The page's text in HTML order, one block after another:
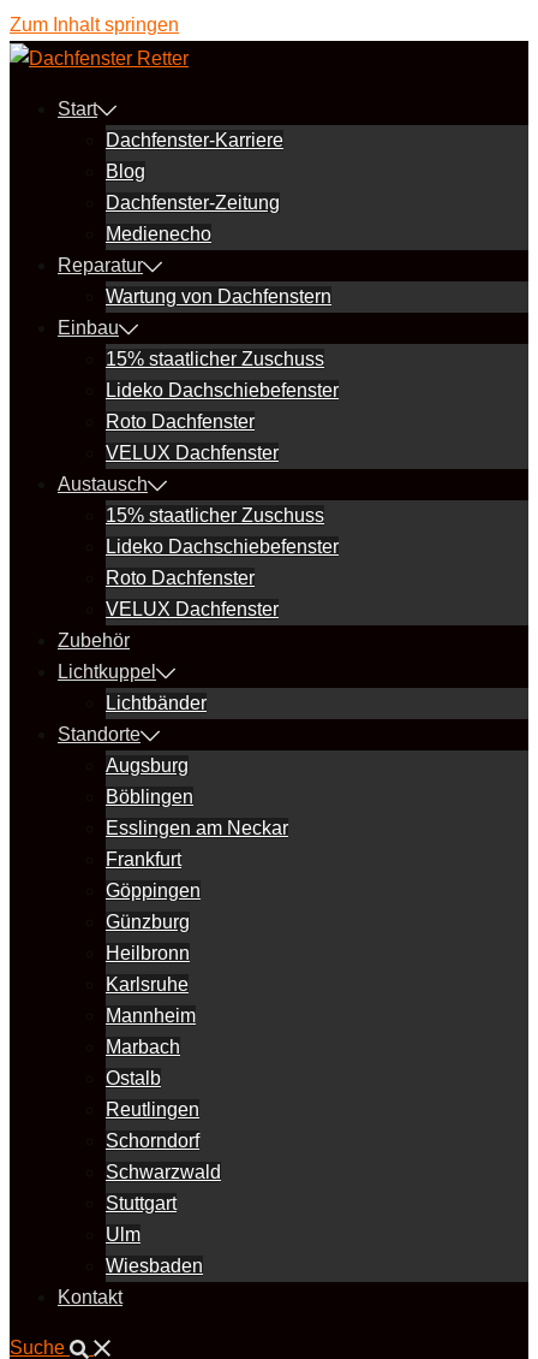
Zum Inhalt springen
Start
Dachfenster-Karriere
Blog
Dachfenster-Zeitung
Medienecho
Reparatur
Wartung von Dachfenstern
Einbau
15% staatlicher Zuschuss
Lideko Dachschiebefenster
Roto Dachfenster
VELUX Dachfenster
Austausch
15% staatlicher Zuschuss
Lideko Dachschiebefenster
Roto Dachfenster
VELUX Dachfenster
Zubehör
Lichtkuppel
Lichtbänder
Standorte
Augsburg
Böblingen
Esslingen am Neckar
Frankfurt
Göppingen
Günzburg
Heilbronn
Karlsruhe
Mannheim
Marbach
Ostalb
Reutlingen
Schorndorf
Schwarzwald
Stuttgart
Ulm
Wiesbaden
Kontakt
Suche